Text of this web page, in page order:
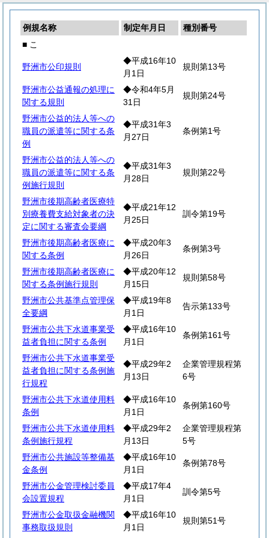
例規名称 制定年月日
種別番号
■ こ
野洲市公印規則
◆平成16年10
月1日
規則第13号
野洲市公益通報の処理に
関する規則
◆令和4年5月
31日
規則第24号
野洲市公益的法人等への
職員の派遣等に関する条
例
◆平成31年3
月27日
条例第1号
野洲市公益的法人等への
職員の派遣等に関する条
例施行規則
◆平成31年3
月28日
規則第22号
野洲市後期高齢者医療特
別療養費支給対象者の決
定に関する審査会要綱
◆平成21年12
月25日
訓令第19号
野洲市後期高齢者医療に
関する条例
◆平成20年3
月26日
条例第3号
野洲市後期高齢者医療に
関する条例施行規則
◆平成20年12
月15日
規則第58号
野洲市公共基準点管理保
全要綱
◆平成19年8
月1日
告示第133号
野洲市公共下水道事業受
益者負担に関する条例
◆平成16年10
月1日
条例第161号
野洲市公共下水道事業受
益者負担に関する条例施
行規程
◆平成29年2
月13日
企業管理規程第
6号
野洲市公共下水道使用料
条例
◆平成16年10
月1日
条例第160号
野洲市公共下水道使用料
条例施行規程
◆平成29年2
月13日
企業管理規程第
5号
野洲市公共施設等整備基
金条例
◆平成16年10
月1日
条例第78号
野洲市公金管理検討委員
会設置規程
◆平成17年4
月1日
訓令第5号
野洲市公金取扱金融機関
事務取扱規則
◆平成16年10
月1日
規則第51号